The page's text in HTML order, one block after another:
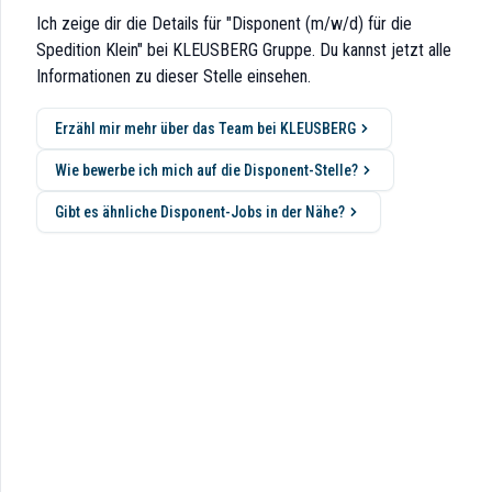
Software.
Ich zeige dir die Details für "Disponent (m/w/d) für die
Spedition Klein" bei KLEUSBERG Gruppe. Du kannst jetzt alle
Informationen zu dieser Stelle einsehen.
Erzähl mir mehr über das Team bei KLEUSBERG
Wie bewerbe ich mich auf die Disponent-Stelle?
Gibt es ähnliche Disponent-Jobs in der Nähe?